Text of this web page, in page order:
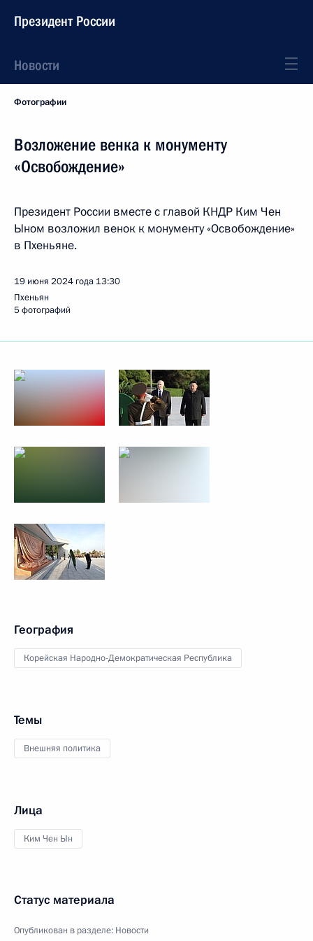
Президент России
Новости
Фотографии
Возложение венка к монументу
«Освобождение»
Президент России вместе с главой КНДР Ким Чен
Ыном возложил венок к монументу «Освобождение»
в Пхеньяне.
19 июня 2024 года 13:30
Пхеньян
5 фотографий
География
Корейская Народно-Демократическая Республика
Темы
Внешняя политика
Лица
Ким Чен Ын
Статус материала
Опубликован в разделе: Новости